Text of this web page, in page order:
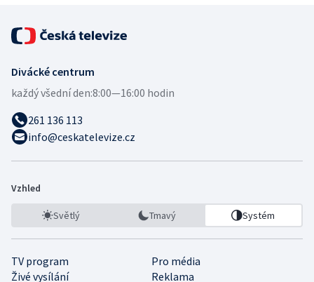
Divácké centrum
každý všední den:8:00—16:00 hodin
261 136 113
info@ceskatelevize.cz
Vzhled
Světlý Tmavý Systém
TV program
Pro média
Živé vysílání
Reklama